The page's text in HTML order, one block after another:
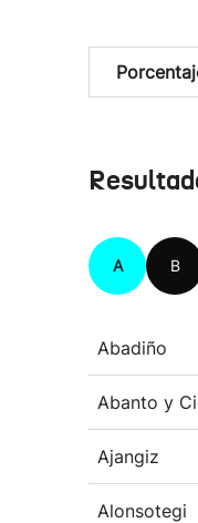
A B
Abadiño
Abanto y
Ajangiz
Alonsotegi